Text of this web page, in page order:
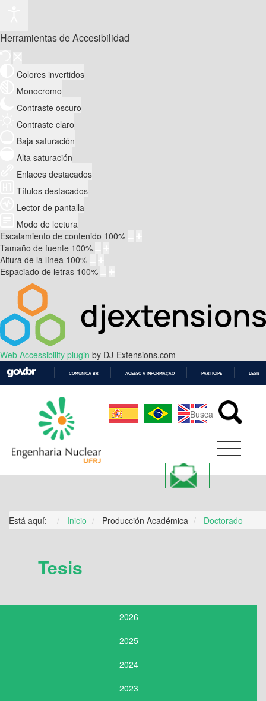
Herramientas de Accesibilidad
Colores invertidos
Monocromo
Contraste oscuro
Contraste claro
Baja saturación
Alta saturación
Enlaces destacados
Títulos destacados
Lector de pantalla
Modo de lectura
Escalamiento de contenido 100%
Tamaño de fuente 100%
Altura de la línea 100%
Espaciado de letras 100%
Web Accessibility plugin by DJ-Extensions.com
CONTEÚDO
COMUNICA BR ACESSO À INFORMAÇÃO PARTICIPE
Está aquí: Inicio Producción Académica Doctorado
Tesis
2026
2025
2024
2023